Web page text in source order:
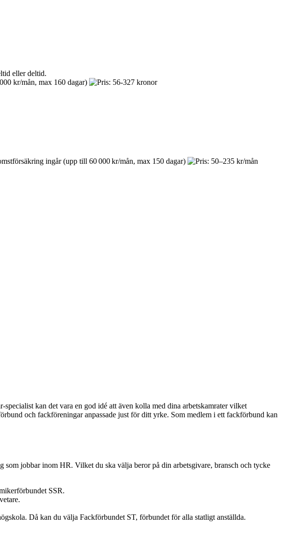
kan det vara en god idé att även kolla med dina arbetskamrater vilket
och fackföreningar anpassade just för ditt yrke. Som medlem i ett fackförbund kan
jobbar inom HR. Vilket du ska välja beror på din arbetsgivare, bransch och tycke
SSR.
Då kan du välja Fackförbundet ST, förbundet för alla statligt anställda.